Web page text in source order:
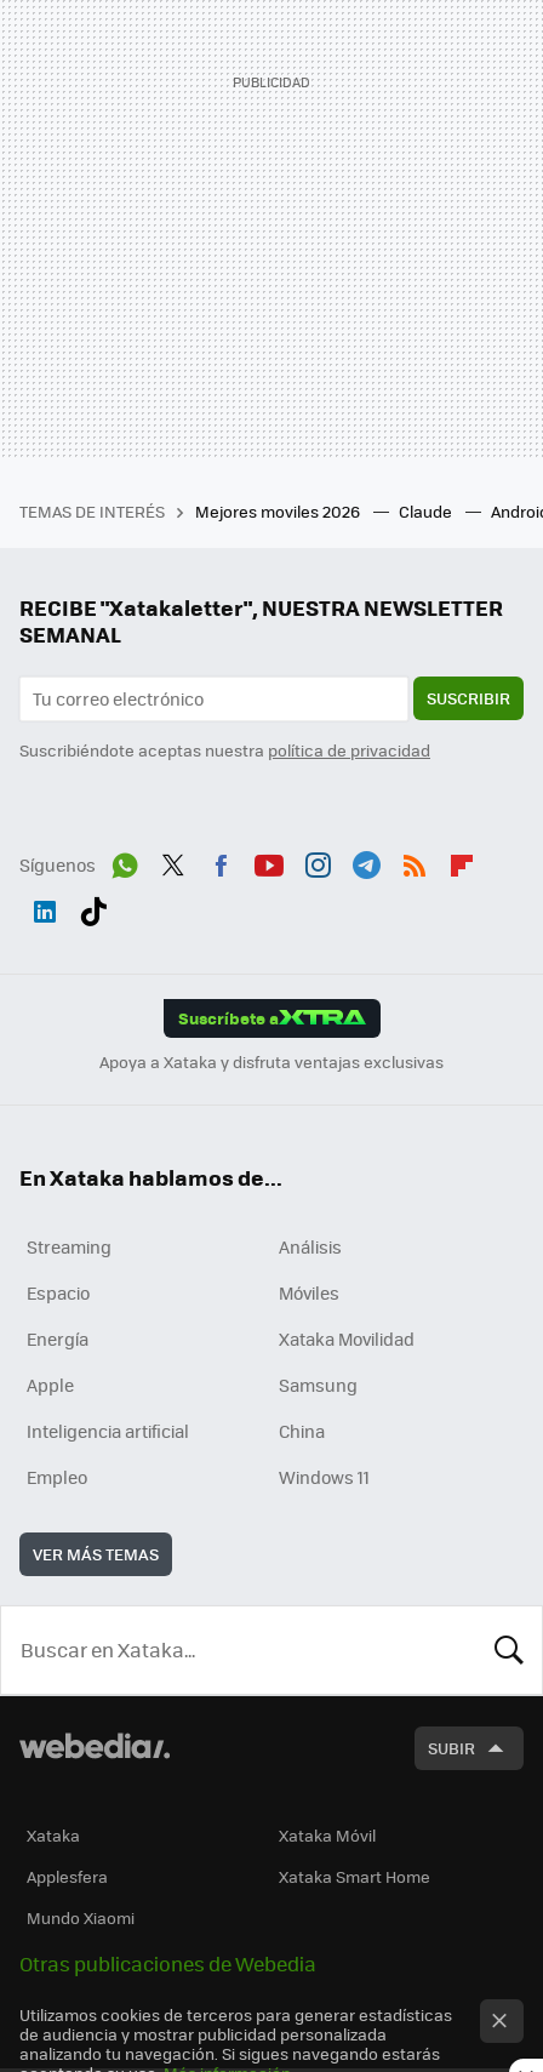
TEMAS DE INTERÉS Mejores moviles 2026 Claude
RECIBE "Xatakaletter", NUESTRA NEWSLETTER
SEMANAL
SUSCRIBIR
Suscribiéndote aceptas nuestra política de privacidad
Síguenos
Suscríbete a
Apoya a Xataka y disfruta ventajas exclusivas
En Xataka hablamos de...
Streaming
Análisis
Espacio
Móviles
Energía
Xataka Movilidad
Apple
Samsung
Inteligencia artificial
China
Empleo
Windows 11
VER MÁS TEMAS
SUBIR
Xataka
Xataka Móvil
Applesfera
Xataka Smart Home
Mundo Xiaomi
Otras publicaciones de Webedia
Utilizamos cookies de terceros para generar estadísticas
de audiencia y mostrar publicidad personalizada
analizando tu navegación. Si sigues navegando estarás